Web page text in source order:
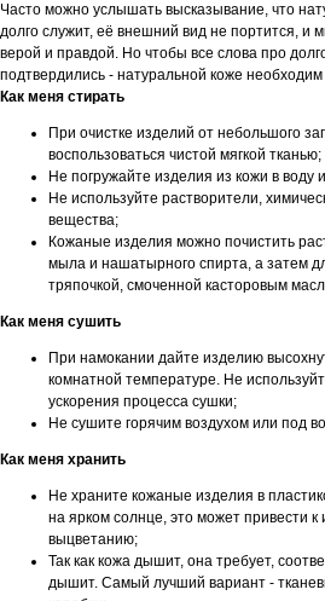
Часто можно услышать высказывание, что
долго служит, её внешний вид не портится, и
верой и правдой. Но чтобы все слова про
подтвердились - натуральной коже
Как меня стирать
При очистке изделий от небольшого
воспользоваться чистой мягкой тканью;
Не погружайте изделия из кожи в воду
Не используйте растворители,
вещества;
Кожаные изделия можно почистить
мыла и нашатырного спирта, а затем
тряпочкой, смоченной касторовым
Как меня сушить
При намокании дайте изделию
комнатной температуре. Не
ускорения процесса сушки;
Не сушите горячим воздухом или под
Как меня хранить
Не храните кожаные изделия в
на ярком солнце, это может привести
выцветанию;
Так как кожа дышит, она требует,
дышит. Самый лучший вариант -